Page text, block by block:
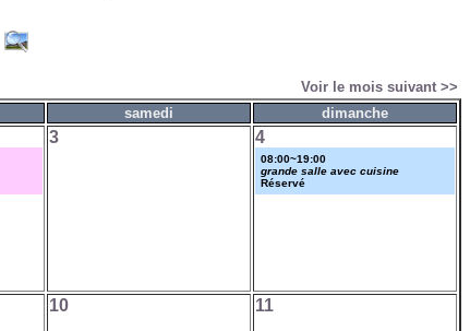
Voir le mois suivant >>
samedi dimanche
3 4
08:00~19:00
grande salle avec cuisine
Réservé
10 11